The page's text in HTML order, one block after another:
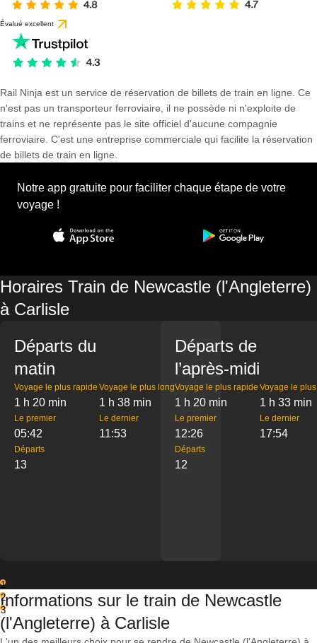
Évalué excellent
Rail Ninja est un service de réservation de billets de train en ligne. Ce
n'est pas un transporteur ferroviaire, il ne possède ni n'exploite de
trains et ne représente pas le site officiel d'aucune compagnie
ferroviaire. C'est une entreprise commerciale qui facilite la réservation
de billets de train en ligne.
Notre app gratuite pour faciliter chaque étape de votre
voyage !
Horaires Train de Newcastle (l'Angleterre)
à Carlisle
Départs du
matin
Voyage le plus rapide
1 h 20 min
Voyage le plus long
1 h 38 min
Le premier
05:42
Le dernier
11:53
Départs
13
Départs de
l’après-midi
Voyage le plus rapide
1 h 20 min
Voyage le
1 h 33 min
Le premier
12:26
Le dernier
17:54
Départs
12
1
2
3
Informations sur le train de Newcastle
(l'Angleterre) à Carlisle